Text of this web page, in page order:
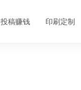
投稿赚钱 印刷定制